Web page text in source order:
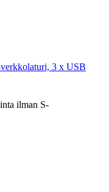
3 x USB
ilman S-